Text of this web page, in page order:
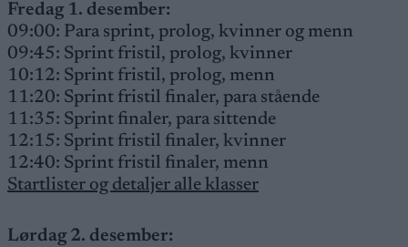
Fredag 1. desember:
09:00: Para sprint, prolog, kvinner og menn
09:45: Sprint fristil, prolog, kvinner
10:12: Sprint fristil, prolog, menn
11:20: Sprint fristil finaler, para stående
11:35: Sprint finaler, para sittende
12:15: Sprint fristil finaler, kvinner
12:40: Sprint fristil finaler, menn
Startlister og detaljer alle klasser
Lørdag 2. desember: